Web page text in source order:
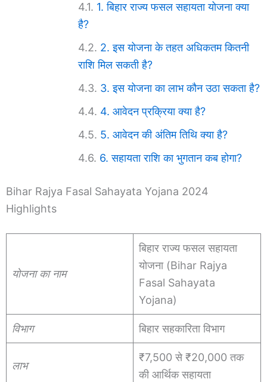
1. बिहार राज्य फसल सहायता योजना क्या
है?
2. इस योजना के तहत अधिकतम कितनी
राशि मिल सकती है?
3. इस योजना का लाभ कौन उठा सकता है?
4. आवेदन प्रक्रिया क्या है?
5. आवेदन की अंतिम तिथि क्या है?
6. सहायता राशि का भुगतान कब होगा?
Bihar Rajya Fasal Sahayata Yojana 2024
Highlights
योजना का नाम
बिहार राज्य फसल सहायता
योजना (Bihar Rajya
Fasal Sahayata
Yojana)
विभाग बिहार सहकारिता विभाग
लाभ
₹7,500 से ₹20,000 तक
की आर्थिक सहायता